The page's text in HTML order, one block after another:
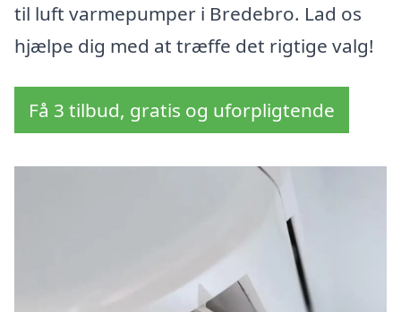
til luft varmepumper i Bredebro. Lad os
hjælpe dig med at træffe det rigtige valg!
Få 3 tilbud, gratis og uforpligtende